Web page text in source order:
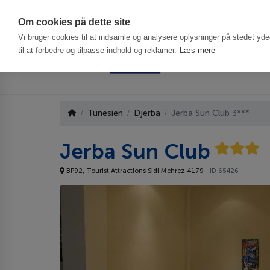
Om cookies på dette site
Vi bruger cookies til at indsamle og analysere oplysninger på stedet
til at forbedre og tilpasse indhold og reklamer. Læs mere
Tunesien Djerba Jerba Sun Club 3***
Jerba Sun Club
BP92, Tourist Attractions Sidi Mehrez 4179 ID 65426